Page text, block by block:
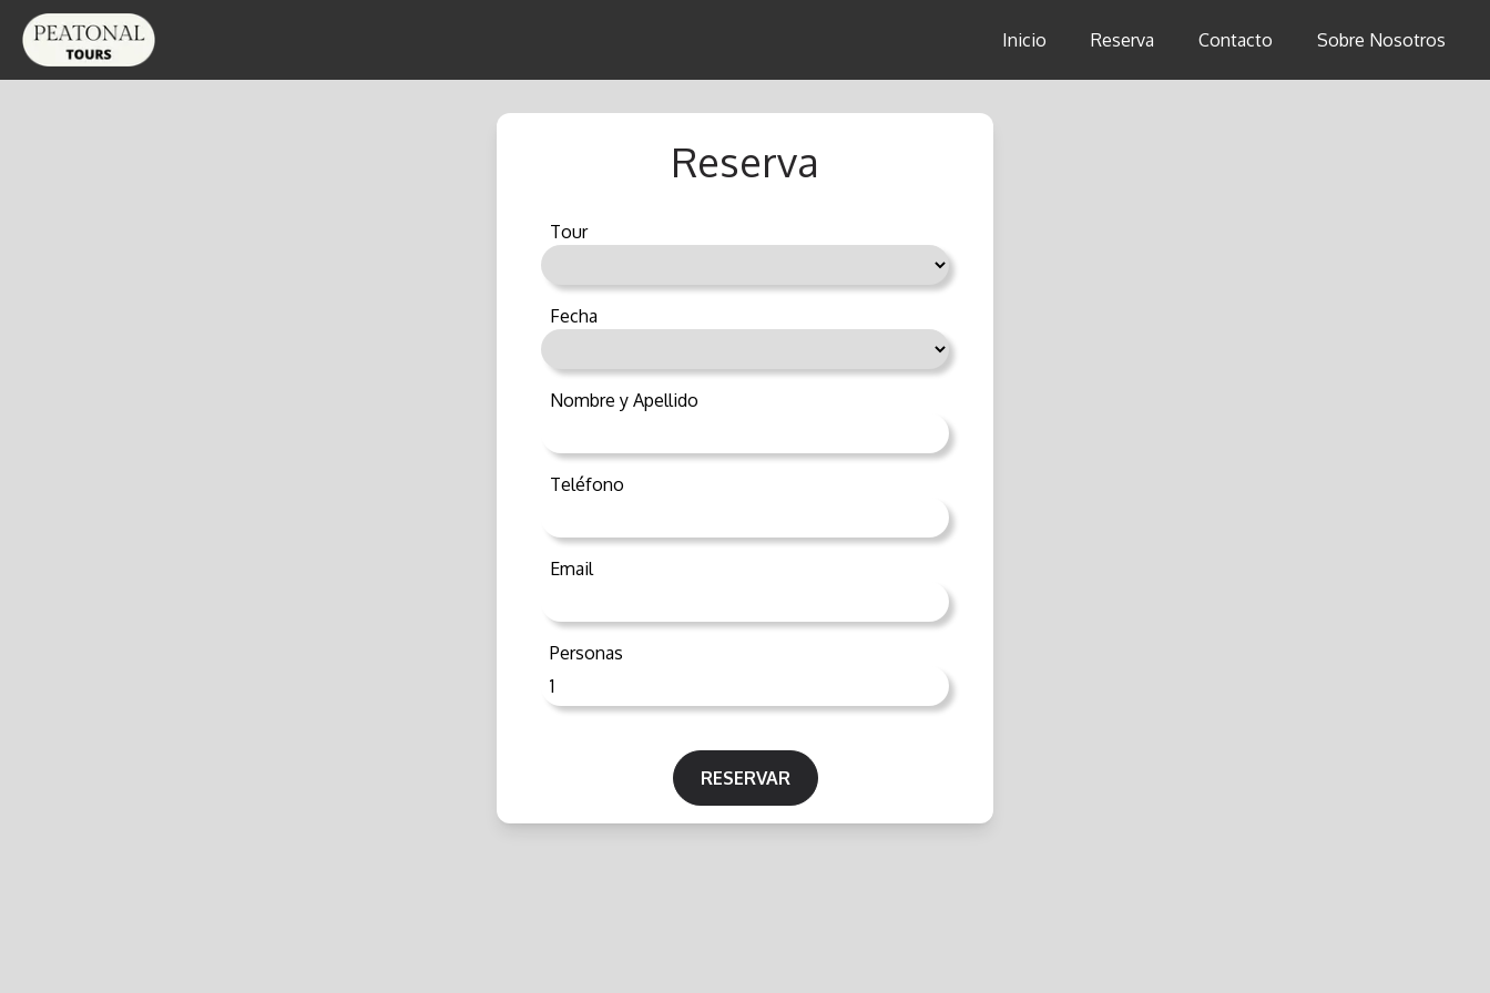
Inicio Reserva Contacto Sobre Nosotros
Reserva
Tour
Fecha
Nombre y Apellido
Teléfono
Email
Personas
RESERVAR